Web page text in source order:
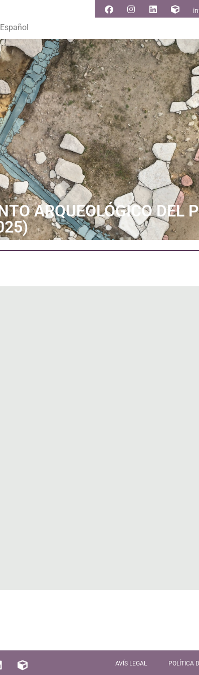
Español
ARQUEOLÓGICO DEL
AVÍS LEGAL POLÍTICA